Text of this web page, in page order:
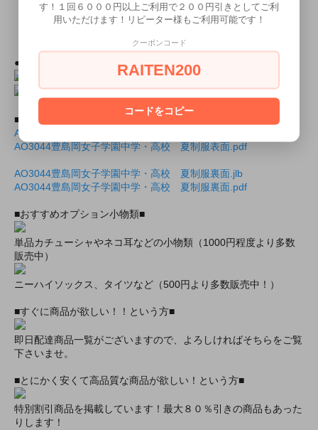
・出勤情報（モデルさんが出勤していれば会えるかも！？）
ミアカフェ・ミアリラ＆フォト東京店共通
●上記モデルの撮影随時受付中！２０分３０００円より！
■商品封入用画像■
AO3044豊島岡女子学園中学・高校 夏制服表面.jlb
AO3044豊島岡女子学園中学・高校 夏制服表面.pdf
AO3044豊島岡女子学園中学・高校 夏制服裏面.jlb
AO3044豊島岡女子学園中学・高校 夏制服裏面.pdf
■おすすめオプション小物類■
単品カチューシャやネコ耳などの小物類（1000円程度より多数
販売中）
ニーハイソックス、タイツなど（500円より多数販売中！）
■すぐに商品が欲しい！！という方■
即日配達商品一覧がございますので、よろしければそちらをご覧
下さいませ。
■とにかく安くて高品質な商品が欲しい！という方■
特別割引商品を掲載しています！最大８０％引きの商品もあった
りします！
す！１回６０００円以上ご利用で２００円引きとしてご利
用いただけます！リピーター様もご利用可能です！
クーポンコード
RAITEN200
コードをコピー